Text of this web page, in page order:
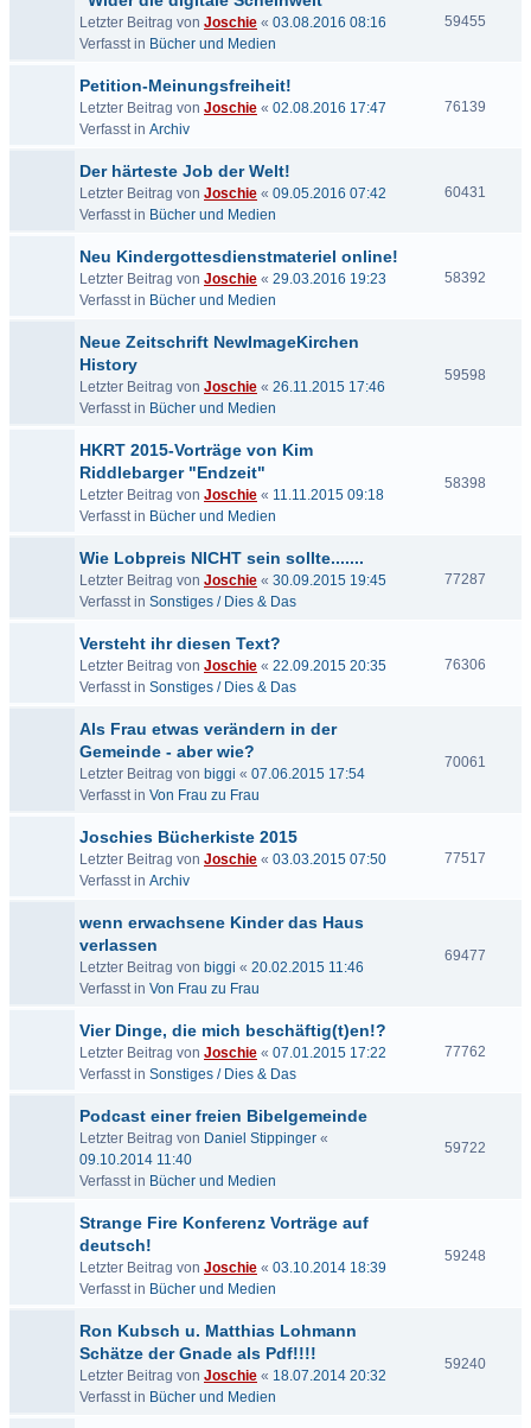
Letzter Beitrag von Joschie « 03.08.2016 08:16
Verfasst in Bücher und Medien
59455
Petition-Meinungsfreiheit!
Letzter Beitrag von Joschie « 02.08.2016 17:47
Verfasst in Archiv
76139
Der härteste Job der Welt!
Letzter Beitrag von Joschie « 09.05.2016 07:42
Verfasst in Bücher und Medien
60431
Neu Kindergottesdienstmateriel online!
Letzter Beitrag von Joschie « 29.03.2016 19:23
Verfasst in Bücher und Medien
58392
Neue Zeitschrift NewImageKirchen
History
Letzter Beitrag von Joschie « 26.11.2015 17:46
Verfasst in Bücher und Medien
59598
HKRT 2015-Vorträge von Kim
Riddlebarger "Endzeit"
Letzter Beitrag von Joschie « 11.11.2015 09:18
Verfasst in Bücher und Medien
58398
Wie Lobpreis NICHT sein sollte.......
Letzter Beitrag von Joschie « 30.09.2015 19:45
Verfasst in Sonstiges / Dies & Das
77287
Versteht ihr diesen Text?
Letzter Beitrag von Joschie « 22.09.2015 20:35
Verfasst in Sonstiges / Dies & Das
76306
Als Frau etwas verändern in der
Gemeinde - aber wie?
Letzter Beitrag von biggi « 07.06.2015 17:54
Verfasst in Von Frau zu Frau
70061
Joschies Bücherkiste 2015
Letzter Beitrag von Joschie « 03.03.2015 07:50
Verfasst in Archiv
77517
wenn erwachsene Kinder das Haus
verlassen
Letzter Beitrag von biggi « 20.02.2015 11:46
Verfasst in Von Frau zu Frau
69477
Vier Dinge, die mich beschäftig(t)en!?
Letzter Beitrag von Joschie « 07.01.2015 17:22
Verfasst in Sonstiges / Dies & Das
77762
Podcast einer freien Bibelgemeinde
Letzter Beitrag von Daniel Stippinger «
09.10.2014 11:40
Verfasst in Bücher und Medien
59722
Strange Fire Konferenz Vorträge auf
deutsch!
Letzter Beitrag von Joschie « 03.10.2014 18:39
Verfasst in Bücher und Medien
59248
Ron Kubsch u. Matthias Lohmann
Schätze der Gnade als Pdf!!!!
Letzter Beitrag von Joschie « 18.07.2014 20:32
Verfasst in Bücher und Medien
59240